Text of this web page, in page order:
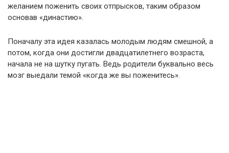
желанием поженить своих отпрысков, таким образом
основав «династию».
Поначалу эта идея казалась молодым людям смешной, а
потом, когда они достигли двадцатилетнего возраста,
начала не на шутку пугать. Ведь родители буквально весь
мозг выедали темой «когда же вы поженитесь».